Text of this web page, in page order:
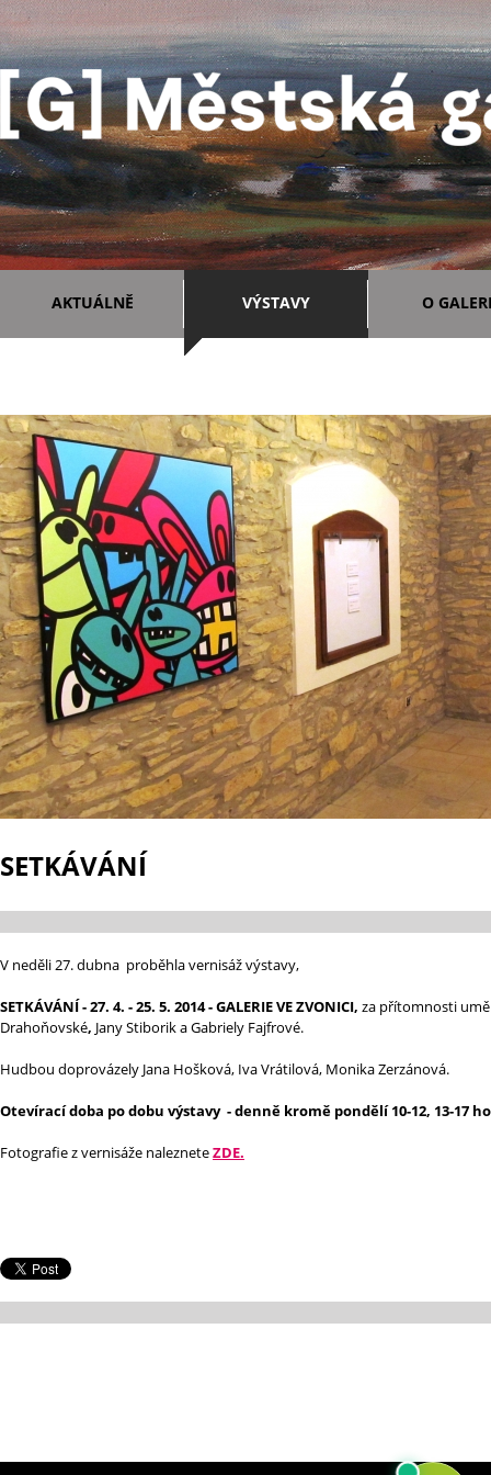
AKTUÁLNĚ VÝSTAVY O
SETKÁVÁNÍ
V neděli 27. dubna proběhla vernisáž výstavy,
SETKÁVÁNÍ - 27. 4. - 25. 5. 2014 - GALERIE VE ZVONICI, za přítomnosti
Drahoňovské, Jany Stiborik a Gabriely Fajfrové.
Hudbou doprovázely Jana Hošková, Iva Vrátilová, Monika Zerzánová.
Otevírací doba po dobu výstavy - denně kromě pondělí 10-12, 13-17
Fotografie z vernisáže nalezneteZDE.